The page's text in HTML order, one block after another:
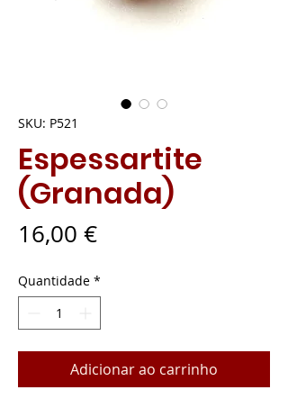
SKU: P521
Espessartite
(Granada)
16,00 €Preço
Quantidade *
Adicionar ao carrinho